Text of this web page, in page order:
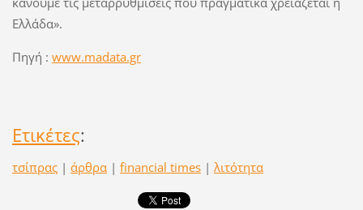
Ελλάδα».
Πηγή : www.madata.gr
Ετικέτες:
τσίπρας | άρθρα | financial times | λιτότητα